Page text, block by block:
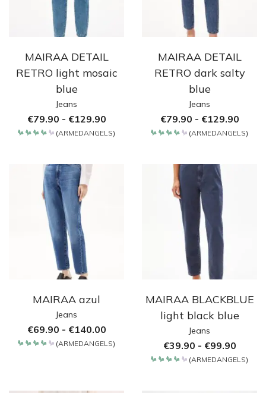
MAIRAA DETAIL
RETRO light mosaic
blue
Jeans
€79.90 - €129.90
(ARMEDANGELS)
MAIRAA DETAIL
RETRO dark salty
blue
Jeans
€79.90 - €129.90
(ARMEDANGELS)
MAIRAA azul
Jeans
€69.90 - €140.00
(ARMEDANGELS)
MAIRAA BLACKBLUE
light black blue
Jeans
€39.90 - €99.90
(ARMEDANGELS)